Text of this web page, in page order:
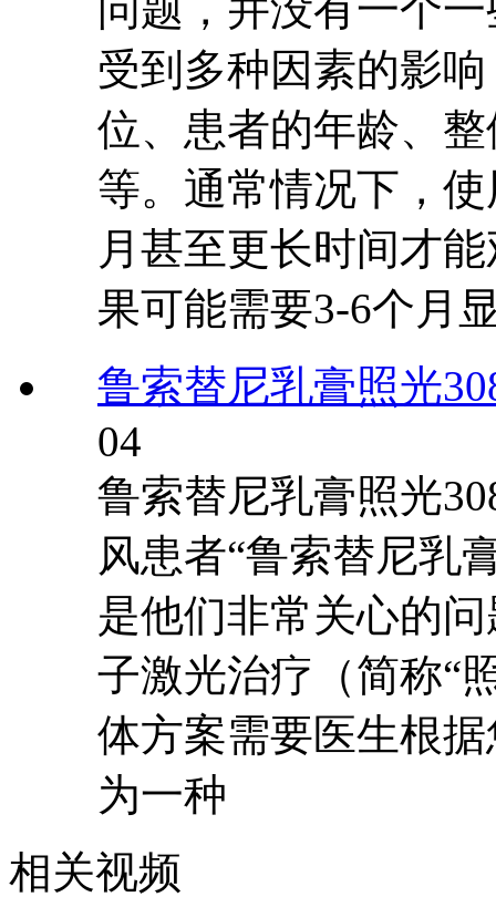
受到多种因素的影
位、患者的年龄、
等。通常情况下，
月甚至更长时间才
果可能需要3-6个月
鲁索替尼乳膏照光
04
鲁索替尼乳膏照光
风患者“鲁索替尼乳
是他们非常关心的
子激光治疗（简称“
体方案需要医生根
为一种
相关视频